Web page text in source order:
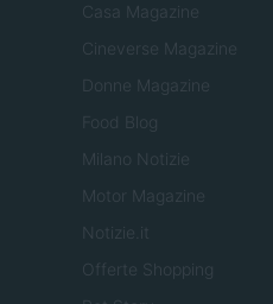
Casa Magazine
Cineverse Magazine
Donne Magazine
Food Blog
Milano Notizie
Motor Magazine
Notizie.it
Offerte Shopping